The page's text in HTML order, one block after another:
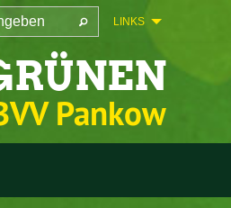
LINKS
Pankow